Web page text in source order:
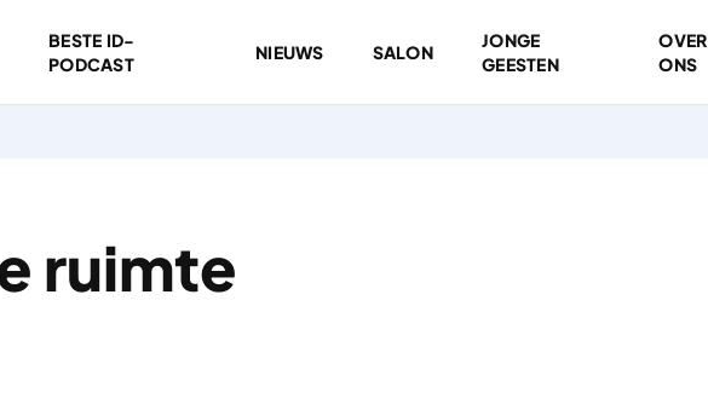
BESTE ID-
PODCAST
NIEUWS SALON
JONGE
GEESTEN
OVER
ONS
ruimte